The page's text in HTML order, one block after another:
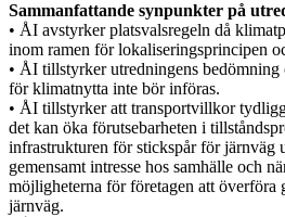
Sammanfattande synpunkter på
• ÅI avstyrker platsvalsregeln då
inom ramen för lokaliseringsprincipen
• ÅI tillstyrker utredningens bedömning
för klimatnytta inte bör införas.
• ÅI tillstyrker att transportvillkor
det kan öka förutsebarheten i
infrastrukturen för stickspår för järnväg
gemensamt intresse hos samhälle och
möjligheterna för företagen att överföra
järnväg.